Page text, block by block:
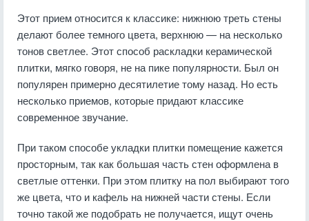
Этот прием относится к классике: нижнюю треть стены
делают более темного цвета, верхнюю — на несколько
тонов светлее. Этот способ раскладки керамической
плитки, мягко говоря, не на пике популярности. Был он
популярен примерно десятилетие тому назад. Но есть
несколько приемов, которые придают классике
современное звучание.
При таком способе укладки плитки помещение кажется
просторным, так как большая часть стен оформлена в
светлые оттенки. При этом плитку на пол выбирают того
же цвета, что и кафель на нижней части стены. Если
точно такой же подобрать не получается, ищут очень